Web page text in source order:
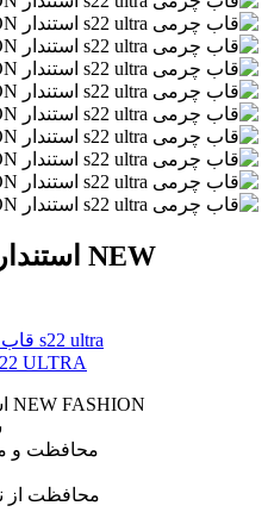
قاب چرمی s22 ultra استندار NEW FASHION
محافظت و
محافظت از